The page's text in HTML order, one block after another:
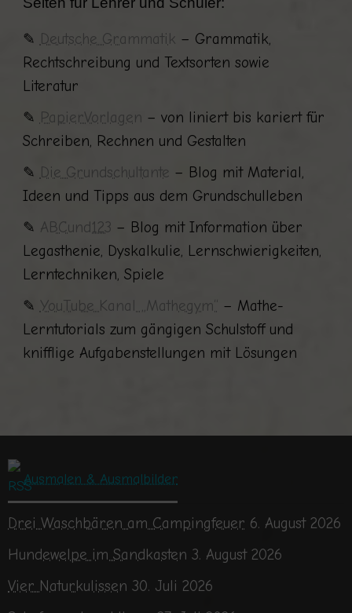
✎ Deutsche Grammatik – Grammatik,
Rechtschreibung und Textsorten sowie
Literatur
✎ PapierVorlagen – von liniert bis kariert für
Schreiben, Rechnen und Gestalten
✎ Die Grundschultante – Blog mit Material,
Ideen und Tipps aus dem Grundschulleben
✎ ABCund123 – Blog mit Information über
Legasthenie, Dyskalkulie, Lernschwierigkeiten,
Lerntechniken, Spiele
✎ YouTube Kanal „Mathegym“ – Mathe-
Lerntutorials zum gängigen Schulstoff und
knifflige Aufgabenstellungen mit Lösungen
Ausmalen & Ausmalbilder
Drei Waschbären am Campingfeuer 6. August 2026
Hundewelpe im Sandkasten 3. August 2026
Vier Naturkulissen 30. Juli 2026